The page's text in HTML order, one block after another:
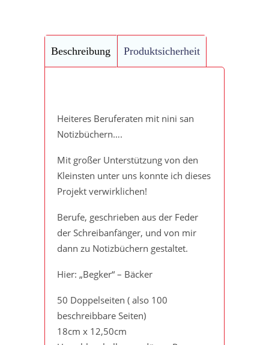
Beschreibung Produktsicherheit
Heiteres Beruferaten mit nini san
Notizbüchern….
Mit großer Unterstützung von den
Kleinsten unter uns konnte ich dieses
Projekt verwirklichen!
Berufe, geschrieben aus der Feder
der Schreibanfänger, und von mir
dann zu Notizbüchern gestaltet.
Hier: „Begker“ – Bäcker
50 Doppelseiten ( also 100
beschreibbare Seiten)
18cm x 12,50cm